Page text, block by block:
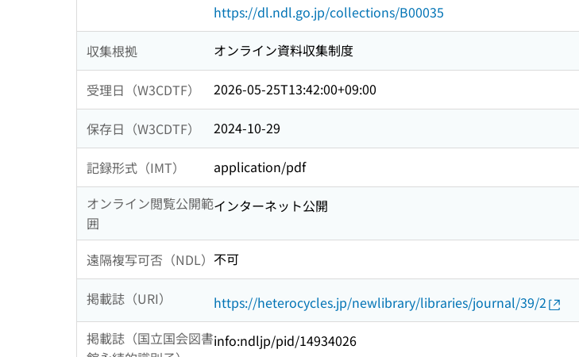
https://dl.ndl.go.jp/collections/B00035
収集根拠 オンライン資料収集制度
受理日（W3CDTF） 2026-05-25T13:42:00+09:00
保存日（W3CDTF） 2024-10-29
記録形式（IMT）
application/pdf
オンライン閲覧公開範
囲
インターネット公開
遠隔複写可否（NDL） 不可
掲載誌（URI）
https://heterocycles.jp/newlibrary/libraries/journal/39/2
掲載誌（国立国会図書info:ndljp/pid/14934026